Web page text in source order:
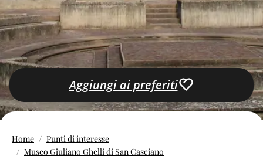
Aggiungi ai preferiti
Home
Punti di interesse
Museo Giuliano Ghelli di San Casciano